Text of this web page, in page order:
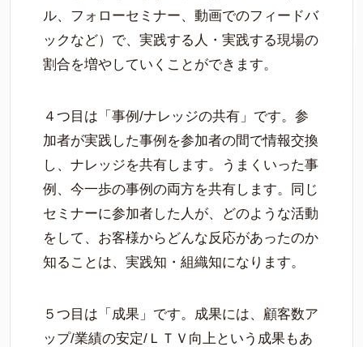
ル、フォローセミナー、動画でのフィードバ
ックなど）で、実践する人・実践する現場の
割合を増やしていくことができます。
４つ目は「事例/ナレッジの共有」です。参
加者が実践した事例を参加者の間で情報交換
し、ナレッジを共有します。うまくいった事
例、今一歩の事例の両方を共有します。同じ
セミナーに参加者した人が、どのような活動
をして、お客様からどんな反応があったのか
知ることは、実践知・組織知になります。
５つ目は「成果」です。成果には、顧客数ア
ップ/業績の安定/ＬＴＶ向上という成果もあ